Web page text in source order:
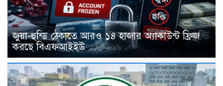
জুয়া-হুন্ডি ঠেকাতে আরও ১৪ হাজার অ্যাকাউন্ট ফ্রিজ
করছে বিএফআইইউ